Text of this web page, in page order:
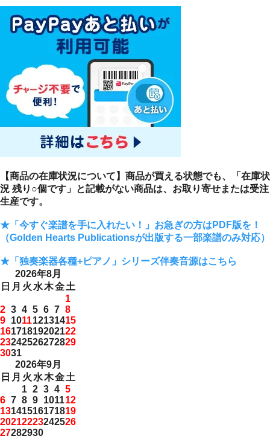
【商品の在庫状況について】商品が買える状態でも、「在庫状
況 残り○個です」と記載がない商品は、お取り寄せまたは受注
生産です。
★「今すぐ楽譜を手に入れたい！」お急ぎの方はPDF版を！
（Golden Hearts Publicationsが出版する一部楽譜のみ対応）
★「独奏楽器各種+ピアノ」シリーズ伴奏音源はこちら
2026年8月
日 月 火 水木金土
1
2 3 4 5 6 7 8
9 101112131415
16171819202122
23242526272829
3031
2026年9月
日 月 火 水木金土
1 2 3 4 5
6 7 8 9 101112
13141516171819
20212223242526
27282930